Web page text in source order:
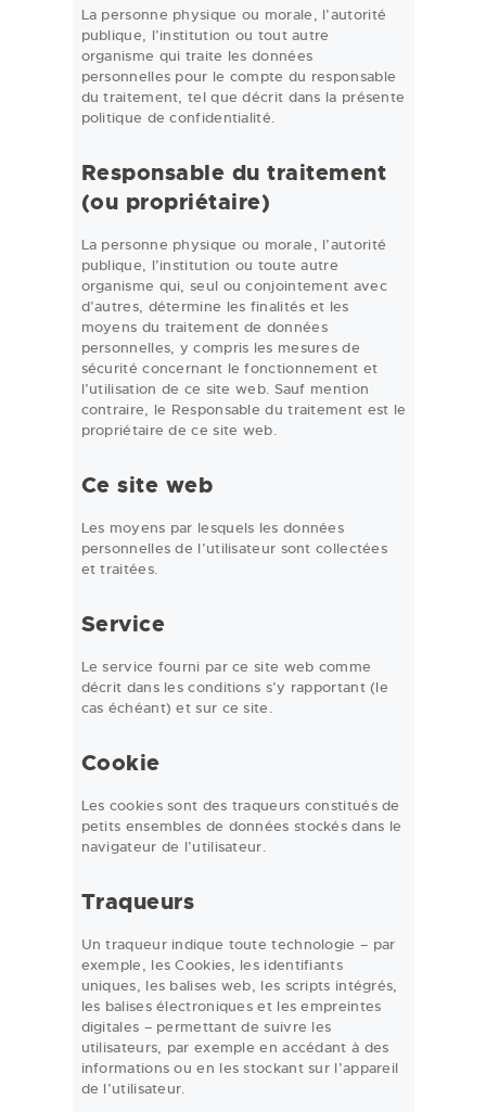
La personne physique ou morale, l’autorité
publique, l’institution ou tout autre
organisme qui traite les données
personnelles pour le compte du responsable
du traitement, tel que décrit dans la présente
politique de confidentialité.
Responsable du traitement
(ou propriétaire)
La personne physique ou morale, l’autorité
publique, l’institution ou toute autre
organisme qui, seul ou conjointement avec
d’autres, détermine les finalités et les
moyens du traitement de données
personnelles, y compris les mesures de
sécurité concernant le fonctionnement et
l’utilisation de ce site web. Sauf mention
contraire, le Responsable du traitement est le
propriétaire de ce site web.
Ce site web
Les moyens par lesquels les données
personnelles de l’utilisateur sont collectées
et traitées.
Service
Le service fourni par ce site web comme
décrit dans les conditions s’y rapportant (le
cas échéant) et sur ce site.
Cookie
Les cookies sont des traqueurs constitués de
petits ensembles de données stockés dans le
navigateur de l’utilisateur.
Traqueurs
Un traqueur indique toute technologie – par
exemple, les Cookies, les identifiants
uniques, les balises web, les scripts intégrés,
les balises électroniques et les empreintes
digitales – permettant de suivre les
utilisateurs, par exemple en accédant à des
informations ou en les stockant sur l’appareil
de l’utilisateur.